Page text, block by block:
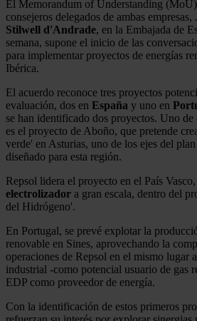
El Memorandum of Understanding
consejeros delegados de ambas empresas,
Stilwell d'Andrade, en la Embajada de
semana, supone el inicio de las
para implementar proyectos de energías
Ibérica.
El acuerdo reconoce tres proyectos
evaluación, dos en España y uno en
se han identificado dos proyectos. Uno
es el proyecto de Aboño, que pretende
verde' en Asturias, uno de los ejes del
diseñado para esta región.
Repsol lidera el proyecto en el País
electrolizador a gran escala, dentro del
del Hidrógeno'.
En Portugal, se prevé explotar la
renovable en Sines, aprovechando la
operaciones de Repsol en el mismo lugar
industrial -como potencial usuario de gas
EDP como proveedor de energía.
Con la identificación de estos primeros